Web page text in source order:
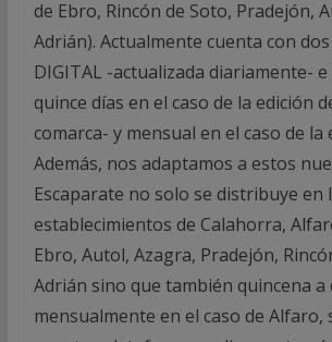
de Ebro, Rincón de Soto, Pradejón,
Adrián). Actualmente cuenta con
DIGITAL -actualizada diariamente- e
quince días en el caso de la edición
comarca- y mensual en el caso de la
Además, nos adaptamos a estos
Escaparate no solo se distribuye en
establecimientos de Calahorra,
Ebro, Autol, Azagra, Pradejón,
Adrián sino que también quincena a
mensualmente en el caso de Alfaro,